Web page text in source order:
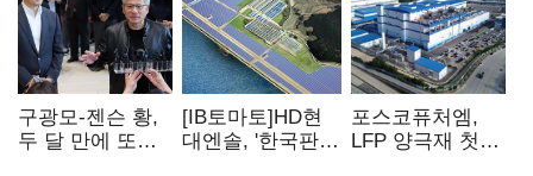
구광모-젠슨 황,
두 달 만에 또
[IB토마토]HD현
대엔솔, '한국판
포스코퓨처엠,
LFP 양극재 첫